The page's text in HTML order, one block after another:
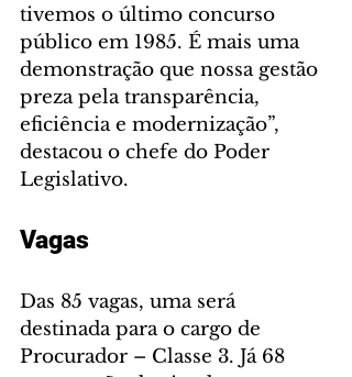
tivemos o último concurso
público em 1985. É mais uma
demonstração que nossa gestão
preza pela transparência,
eficiência e modernização”,
destacou o chefe do Poder
Legislativo.
Vagas
Das 85 vagas, uma será
destinada para o cargo de
Procurador – Classe 3. Já 68